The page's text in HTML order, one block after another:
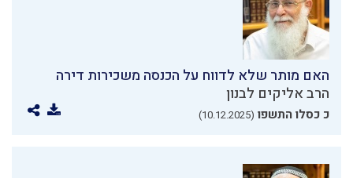
האם מותר שלא לדווח על הכנסה משכירות דירה
הרב אליקים לבנון
כ כסלו התשפו (10.12.2025)